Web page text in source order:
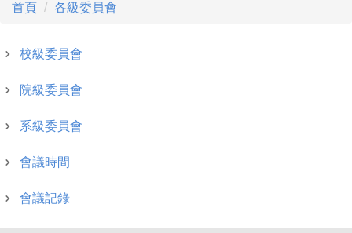
首頁 各級委員會
校級委員會
院級委員會
系級委員會
會議時間
會議記錄